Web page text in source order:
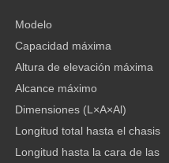
Modelo
Capacidad máxima
Altura de elevación máxima
Alcance máximo
Dimensiones (L×A×Al)
Longitud total hasta el chasis
Longitud hasta la cara de las